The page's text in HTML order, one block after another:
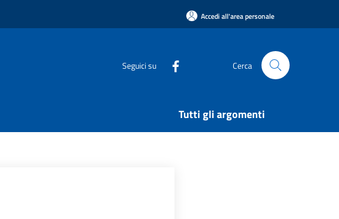
Accedi all'area personale
Seguici su Cerca
Tutti gli argomenti